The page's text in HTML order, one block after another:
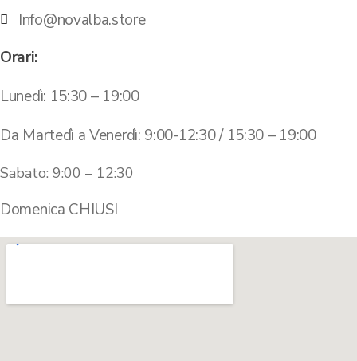
Info@novalba.store
Orari:
Lunedì: 15:30 – 19:00
Da Martedì a Venerdì: 9:00-12:30 / 15:30 – 19:00
Sabato: 9:00 – 12:30
Domenica CHIUSI